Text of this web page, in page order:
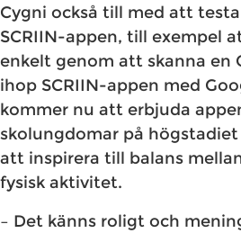
Cygni också till med att
SCRIIN-appen, till exempel
enkelt genom att skanna en
ihop SCRIIN-appen med
kommer nu att erbjuda
skolungdomar på
att inspirera till balans
fysisk aktivitet.
– Det känns roligt och